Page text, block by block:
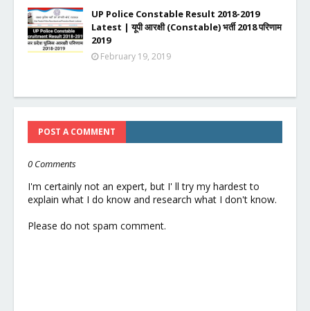
UP Police Constable Result 2018-2019
Latest | यूपी आरक्षी (Constable) भर्ती 2018 परिणाम
2019
February 19, 2019
POST A COMMENT
0 Comments
I'm certainly not an expert, but I' ll try my hardest to
explain what I do know and research what I don't know.
Please do not spam comment.